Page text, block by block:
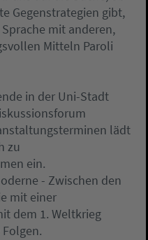
Gegenstrategien gibt,
mit anderen,
Mitteln Paroli
in der Uni-Stadt
lädt
zu
ein.
- Zwischen den
mit einer
dem 1. Weltkrieg